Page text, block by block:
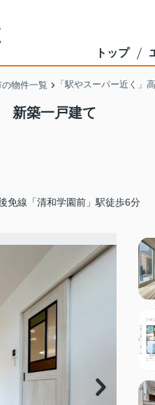
トップ
物件一覧 「駅やスーパー近く
新築一戸建て
免線「清和学園前」駅徒歩6分